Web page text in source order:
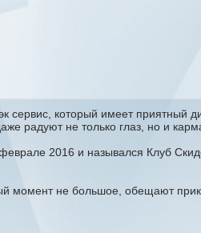
сервис, который имеет
радуют не только глаз, но и
2016 и назывался Клуб
момент не большое, обещают